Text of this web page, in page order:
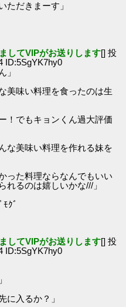
ただきまーす」
してVIPがお送りします[] 投
ID:5SgYK7hy0
」
美味い料理を食ったのは生
！でもキョンくん過大評価
な美味い料理を作れる妹を
った料理ならなんでもいい
れるのは嬉しいかな///」
ｸﾞ
してVIPがお送りします[] 投
ID:5SgYK7hy0
に入るか？」